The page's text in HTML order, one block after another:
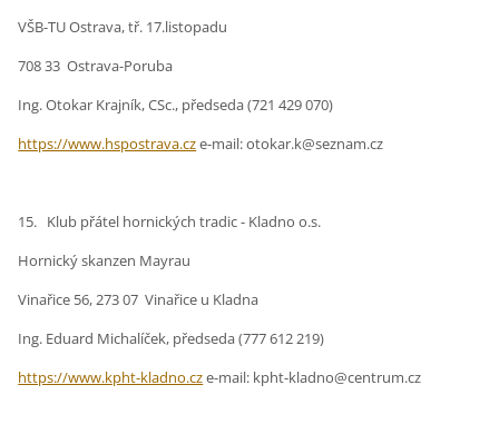
VŠB-TU Ostrava, tř. 17.listopadu
708 33 Ostrava-Poruba
Ing. Otokar Krajník, CSc., předseda (721 429 070)
https://www.hspostrava.cze-mail: otokar.k@seznam.cz
15. Klub přátel hornických tradic - Kladno o.s.
Hornický skanzen Mayrau
Vinařice 56, 273 07 Vinařice u Kladna
Ing. Eduard Michalíček, předseda (777 612 219)
https://www.kpht-kladno.cze-mail: kpht-kladno@centrum.cz